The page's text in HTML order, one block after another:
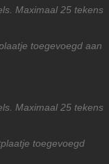
Maximaal 25 tekens
toegevoegd aan
Maximaal 25 tekens
toegevoegd